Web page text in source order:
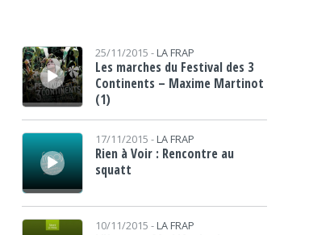
Lecteur audio 25/11/2015 - LA FRAP
Les marches du Festival des 3
Continents – Maxime Martinot
(1)
Lecteur audio
17/11/2015 - LA FRAP
Rien à Voir : Rencontre au
squatt
Lecteur audio 10/11/2015 - LA FRAP